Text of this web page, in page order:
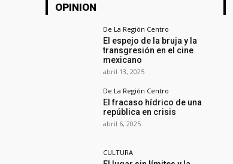
OPINION
De La Región Centro
El espejo de la bruja y la
transgresión en el cine
mexicano
abril 13, 2025
De La Región Centro
El fracaso hídrico de una
república en crisis
abril 6, 2025
CULTURA